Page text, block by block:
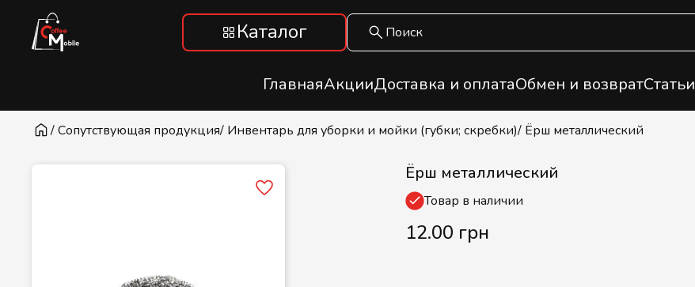
Каталог
ГлавнаяАкцииДоставка и оплатаОбмен и возвратСтатьи
/ Сопутствующая продукция/ Инвентарь для уборки и мойки (губки; скребки)/ Ёрш металлический
Ёрш металлический
Товар в наличии
12.00 грн